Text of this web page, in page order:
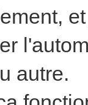
autre.